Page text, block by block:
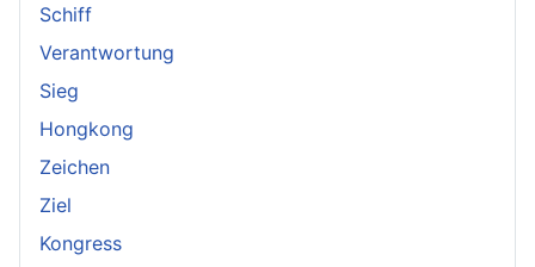
Schiff
Verantwortung
Sieg
Hongkong
Zeichen
Ziel
Kongress